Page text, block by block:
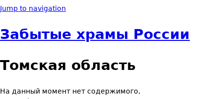
Jump to navigation
Забытые храмы России
Томская область
На данный момент нет содержимого,